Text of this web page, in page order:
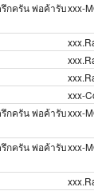
กครัน พ่อค้ารับxxx-
xxx-
กครัน พ่อค้ารับxxx-
กครัน พ่อค้ารับxxx-